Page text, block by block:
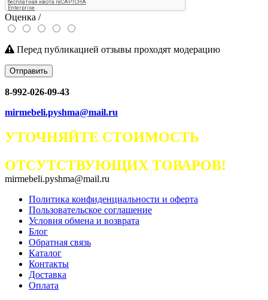
Оценка /
Перед публикацией отзывы проходят модерацию
Отправить
8-992-026-09-43
mirmebeli.pyshma@mail.ru
УТОЧНЯЙТЕ СТОИМОСТЬ
ОТСУТСТВУЮЩИХ ТОВАРОВ!
mirmebeli.pyshma@mail.ru
Политика конфиденциальности и оферта
Пользовательское соглашение
Условия обмена и возврата
Блог
Обратная связь
Каталог
Контакты
Доставка
Оплата